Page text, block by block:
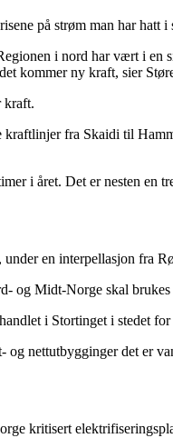
på strøm man har
i nord har vært i en
kommer ny kraft, sier
kraft.
fra Skaidi til
i året. Det er nesten en
under en interpellasjon fra
og Midt-Norge skal
i Stortinget i stedet
og nettutbygginger det er
kritisert